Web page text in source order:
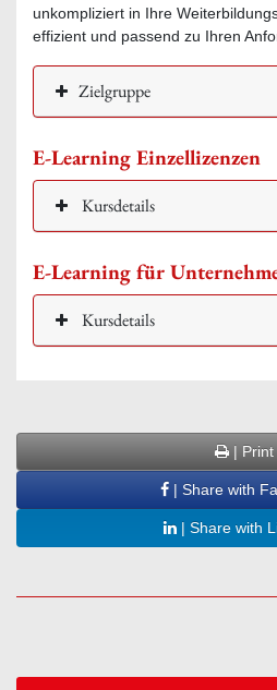
unkompliziert in Ihre
effizient und passend zu Ihren
Zielgruppe
E-Learning Einzellizenzen
Kursdetails
E-Learning für
Kursdetails
| Print
| Share with
| Share with